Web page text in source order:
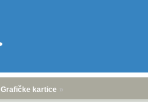
Grafičke kartice »